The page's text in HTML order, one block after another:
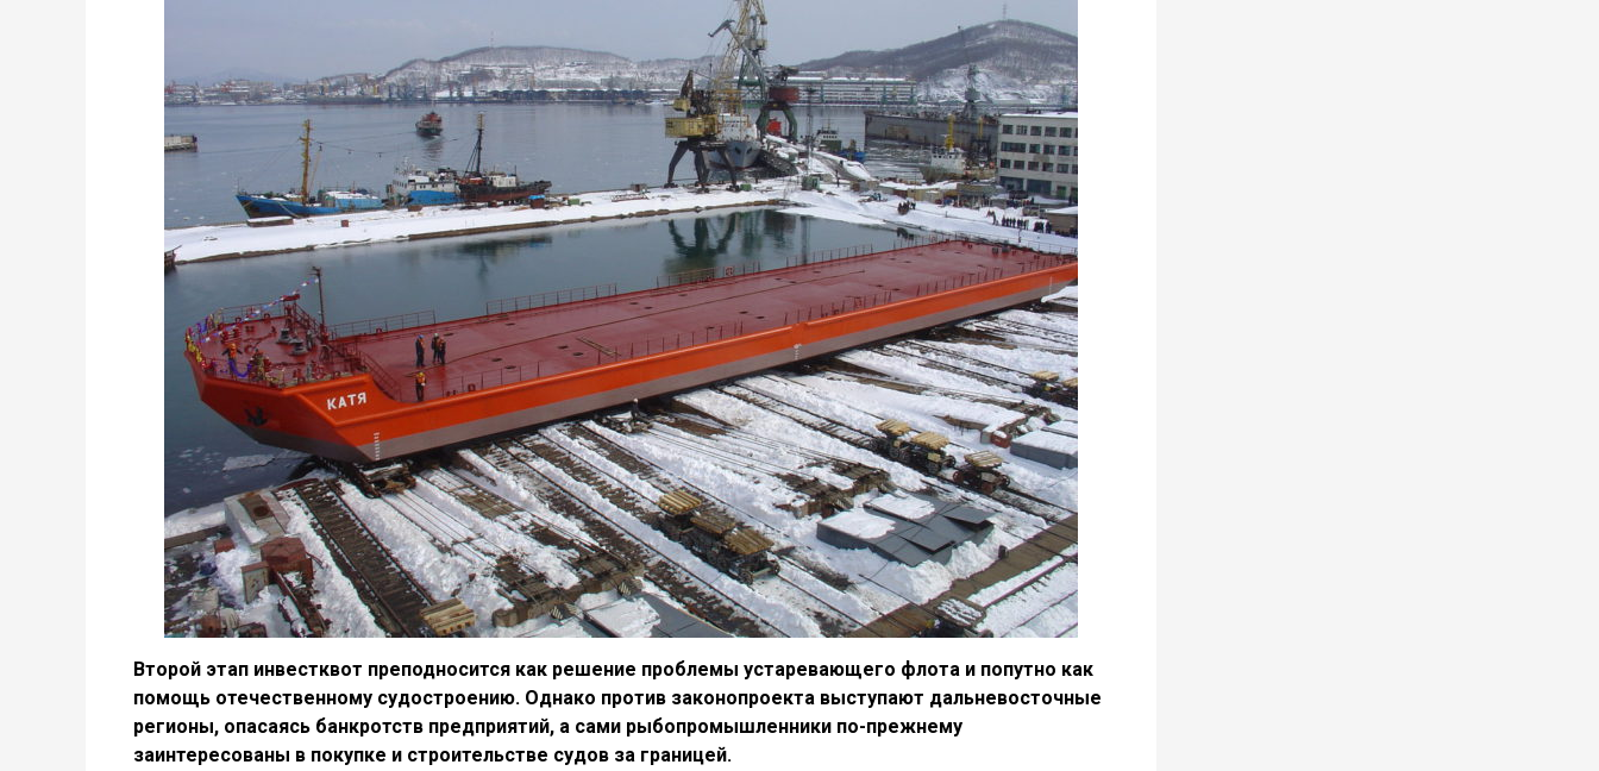
Второй этап инвестквот преподносится как решение проблемы устаревающего флота и попутно как
помощь отечественному судостроению. Однако против законопроекта выступают дальневосточные
регионы, опасаясь банкротств предприятий, а сами рыбопромышленники по-прежнему
заинтересованы в покупке и строительстве судов за границей.